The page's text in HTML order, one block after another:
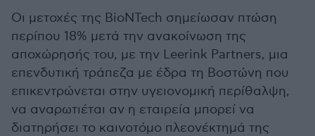
Οι μετοχές της BioNTech σημείωσαν πτώση
περίπου 18% μετά την ανακοίνωση της
αποχώρησής του, με την Leerink Partners, μια
επενδυτική τράπεζα με έδρα τη Βοστώνη που
επικεντρώνεται στην υγειονομική περίθαλψη,
να αναρωτιέται αν η εταιρεία μπορεί να
διατηρήσει το καινοτόμο πλεονέκτημά της